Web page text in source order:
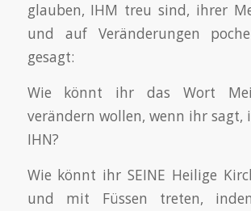
glauben, IHM treu sind, ihrer
und auf Veränderungen
gesagt:
Wie könnt ihr das Wort
verändern wollen, wenn ihr sagt,
IHN?
Wie könnt ihr SEINE Heilige
und mit Füssen treten,